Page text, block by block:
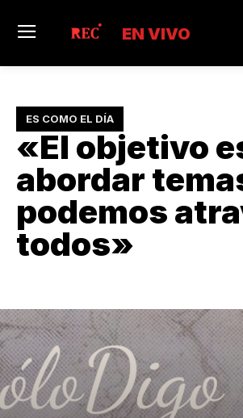
EN VIVO
ES COMO EL DÍA
«El objetivo
abordar
podemos
todos»